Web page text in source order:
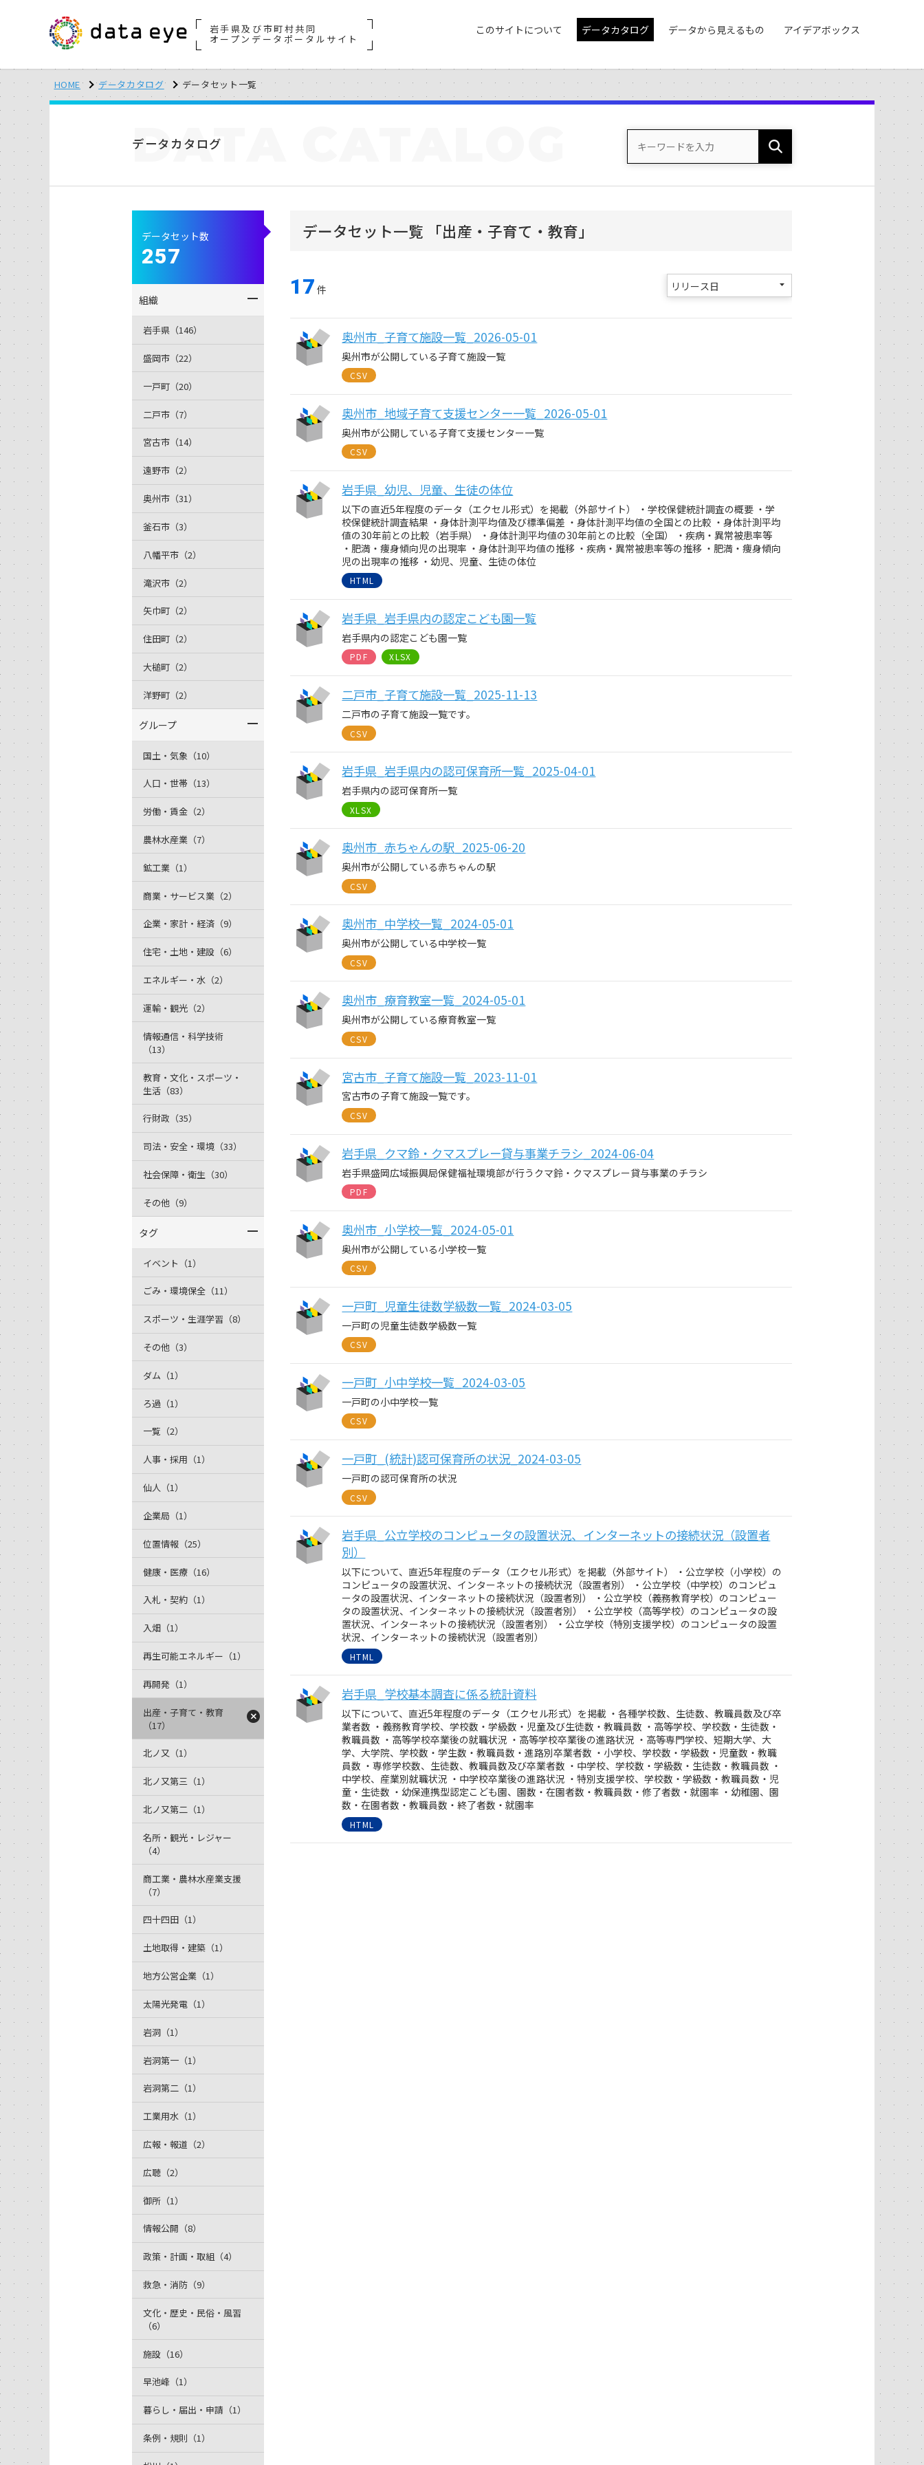
岩手県及び市町村共同
オープンデータポータルサイト
このサイトについて データカタログ データから見えるもの アイデアボックス
HOME データカタログ データセット一覧
データカタログ
DATA
データセット一覧 「出産・子育て・教育」
17 件
奥州市_子育て施設一覧_2026-05-01
奥州市が公開している子育て施設一覧
CSV
奥州市_地域子育て支援センター一覧_2026-05-01
奥州市が公開している子育て支援センター一覧
CSV
岩手県_幼児、児童、生徒の体位
以下の直近5年程度のデータ（エクセル形式）を掲載（外部サイト） ・学校保健統計調査の概要 ・学
校保健統計調査結果 ・身体計測平均値及び標準偏差 ・身体計測平均値の全国との比較 ・身体計測平均
値の30年前との比較（岩手県） ・身体計測平均値の30年前との比較（全国） ・疾病・異常被患率等
・肥満・痩身傾向児の出現率 ・身体計測平均値の推移 ・疾病・異常被患率等の推移 ・肥満・痩身傾向
児の出現率の推移 ・幼児、児童、生徒の体位
HTML
岩手県_岩手県内の認定こども園一覧
岩手県内の認定こども園一覧
PDF XLSX
二戸市_子育て施設一覧_2025-11-13
二戸市の子育て施設一覧です。
CSV
岩手県_岩手県内の認可保育所一覧_2025-04-01
岩手県内の認可保育所一覧
XLSX
奥州市_赤ちゃんの駅_2025-06-20
奥州市が公開している赤ちゃんの駅
CSV
奥州市_中学校一覧_2024-05-01
奥州市が公開している中学校一覧
CSV
奥州市_療育教室一覧_2024-05-01
奥州市が公開している療育教室一覧
CSV
宮古市_子育て施設一覧_2023-11-01
宮古市の子育て施設一覧です。
CSV
岩手県_クマ鈴・クマスプレー貸与事業チラシ_2024-06-04
岩手県盛岡広域振興局保健福祉環境部が行うクマ鈴・クマスプレー貸与事業のチラシ
PDF
奥州市_小学校一覧_2024-05-01
奥州市が公開している小学校一覧
CSV
一戸町_児童生徒数学級数一覧_2024-03-05
一戸町の児童生徒数学級数一覧
CSV
一戸町_小中学校一覧_2024-03-05
一戸町の小中学校一覧
CSV
一戸町_(統計)認可保育所の状況_2024-03-05
一戸町の認可保育所の状況
CSV
岩手県_公立学校のコンピュータの設置状況、インターネットの接続状況（設置者
別）
以下について、直近5年程度のデータ（エクセル形式）を掲載（外部サイト） ・公立学校（小学校）の
コンピュータの設置状況、インターネットの接続状況（設置者別） ・公立学校（中学校）のコンピュ
ータの設置状況、インターネットの接続状況（設置者別） ・公立学校（義務教育学校）のコンピュー
タの設置状況、インターネットの接続状況（設置者別） ・公立学校（高等学校）のコンピュータの設
置状況、インターネットの接続状況（設置者別） ・公立学校（特別支援学校）のコンピュータの設置
状況、インターネットの接続状況（設置者別）
HTML
岩手県_学校基本調査に係る統計資料
以下について、直近5年程度のデータ（エクセル形式）を掲載 ・各種学校数、生徒数、教職員数及び卒
業者数 ・義務教育学校、学校数・学級数・児童及び生徒数・教職員数 ・高等学校、学校数・生徒数・
教職員数 ・高等学校卒業後の就職状況 ・高等学校卒業後の進路状況 ・高等専門学校、短期大学、大
学、大学院、学校数・学生数・教職員数・進路別卒業者数 ・小学校、学校数・学級数・児童数・教職
員数 ・専修学校数、生徒数、教職員数及び卒業者数 ・中学校、学校数・学級数・生徒数・教職員数 ・
中学校、産業別就職状況 ・中学校卒業後の進路状況 ・特別支援学校、学校数・学級数・教職員数・児
童・生徒数 ・幼保連携型認定こども園、園数・在園者数・教職員数・修了者数・就園率 ・幼稚園、園
数・在園者数・教職員数・終了者数・就園率
HTML
データセット数
257
組織
岩手県（146）
盛岡市（22）
一戸町（20）
二戸市（7）
宮古市（14）
遠野市（2）
奥州市（31）
釜石市（3）
八幡平市（2）
滝沢市（2）
矢巾町（2）
住田町（2）
大槌町（2）
洋野町（2）
グループ
国土・気象（10）
人口・世帯（13）
労働・賃金（2）
農林水産業（7）
鉱工業（1）
商業・サービス業（2）
企業・家計・経済（9）
住宅・土地・建設（6）
エネルギー・水（2）
運輸・観光（2）
情報通信・科学技術
（13）
教育・文化・スポーツ・
生活（83）
行財政（35）
司法・安全・環境（33）
社会保障・衛生（30）
その他（9）
タグ
イベント（1）
ごみ・環境保全（11）
スポーツ・生涯学習（8）
その他（3）
ダム（1）
ろ過（1）
一覧（2）
人事・採用（1）
仙人（1）
企業局（1）
位置情報（25）
健康・医療（16）
入札・契約（1）
入畑（1）
再生可能エネルギー（1）
再開発（1）
出産・子育て・教育
（17）
北ノ又（1）
北ノ又第三（1）
北ノ又第二（1）
名所・観光・レジャー
（4）
商工業・農林水産業支援
（7）
四十四田（1）
土地取得・建築（1）
地方公営企業（1）
太陽光発電（1）
岩洞（1）
岩洞第一（1）
岩洞第二（1）
工業用水（1）
広報・報道（2）
広聴（2）
御所（1）
情報公開（8）
政策・計画・取組（4）
救急・消防（9）
文化・歴史・民俗・風習
（6）
施設（16）
早池峰（1）
暮らし・届出・申請（1）
条例・規則（1）